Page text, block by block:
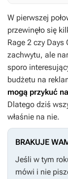
W pierwszej
przewinęło się
Rage 2 czy Days
zachwytu, ale
sporo
budżetu na
mogą przykuć
Dlatego dziś
właśnie na nie.
BRAKUJE
Jeśli w tym
mówi i nie